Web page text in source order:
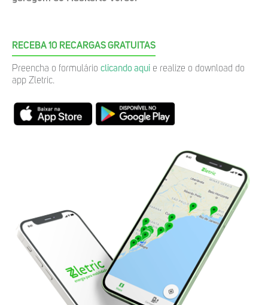
RECEBA 10 RECARGAS GRATUITAS
Preencha o formulário clicando aqui e realize o download do
app Zletric.